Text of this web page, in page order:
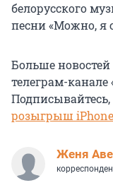
белорусского
песни «Можно, я
Больше
телеграм-канале
розыгрыш iPhone
Женя